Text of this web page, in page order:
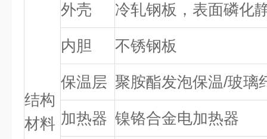
结构
材料
外壳 冷轧钢板，表面磷化
内胆 不锈钢板
保温层 聚胺酯发泡保温/玻璃
加热器 镍铬合金电加热器